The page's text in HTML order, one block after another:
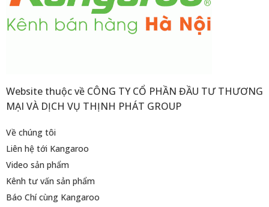
Website thuộc về CÔNG TY CỔ PHẦN ĐẦU TƯ THƯƠNG
MẠI VÀ DỊCH VỤ THỊNH PHÁT GROUP
Về chúng tôi
Liên hệ tới Kangaroo
Video sản phẩm
Kênh tư vấn sản phẩm
Báo Chí cùng Kangaroo